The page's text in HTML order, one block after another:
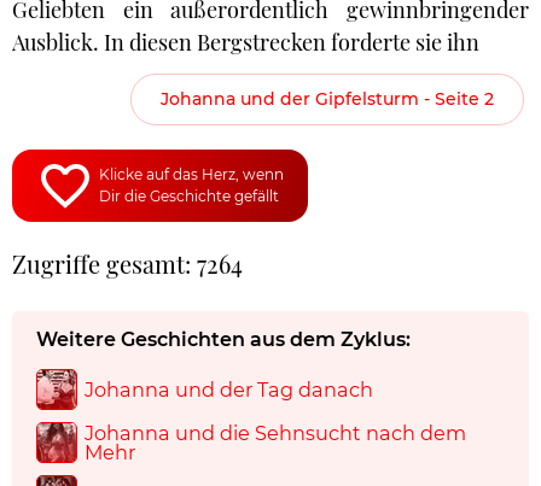
Geliebten ein außerordentlich gewinnbringender
Ausblick. In diesen Bergstrecken forderte sie ihn
Johanna und der Gipfelsturm - Seite 2
Klicke auf das Herz, wenn
Dir die Geschichte gefällt
Zugriffe gesamt: 7264
Weitere Geschichten aus dem Zyklus:
Johanna und der Tag danach
Johanna und die Sehnsucht nach dem
Mehr